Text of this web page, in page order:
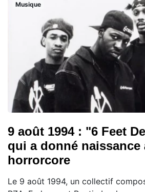
Musique
9 août 1994 : "6 Feet
qui a donné naissance
horrorcore
Le 9 août 1994, un collectif